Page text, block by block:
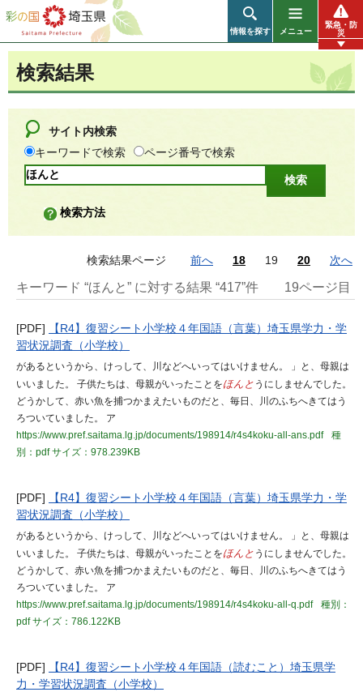
彩の国 埼玉県
情報を探す メニュー
緊急・防
災
検索結果
サイト内検索
キーワードで検索
ページ番号で検索
検索方法
検索結果ページ 前へ 18 19 20 次へ
キーワード “ほんと” に対する結果 “417”件 19ページ目
[PDF]
【R4】復習シート小学校４年国語（言葉）埼玉県学力・学
習状況調査（小学校）
があるというから、けっして、川などへいってはいけません。 」と、母親は
いいました。 子供たちは、母親がいったことをほんと うにしませんでした。
どうかして、赤い魚を捕つかまえたいものだと、毎日、川のふちへきてはう
ろついていました。 ア
https://www.pref.saitama.lg.jp/documents/198914/r4s4koku-all-ans.pdf
種
別：pdfサイズ：978.239KB
[PDF]
【R4】復習シート小学校４年国語（言葉）埼玉県学力・学
習状況調査（小学校）
があるというから、けっして、川などへいってはいけません。 」と、母親は
いいました。 子供たちは、母親がいったことをほんと うにしませんでした。
どうかして、赤い魚を捕つかまえたいものだと、毎日、川のふちへきてはう
ろついていました。 ア
https://www.pref.saitama.lg.jp/documents/198914/r4s4koku-all-q.pdf
種別：
pdfサイズ：786.122KB
[PDF]
【R4】復習シート小学校４年国語（読むこと）埼玉県学
力・学習状況調査（小学校）